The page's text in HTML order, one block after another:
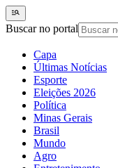
Buscar no portal
Capa
Últimas Notícias
Esporte
Eleições 2026
Política
Minas Gerais
Brasil
Mundo
Agro